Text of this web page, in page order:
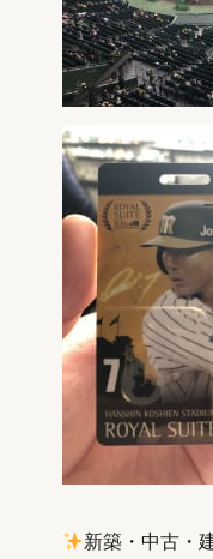
新築・中古・